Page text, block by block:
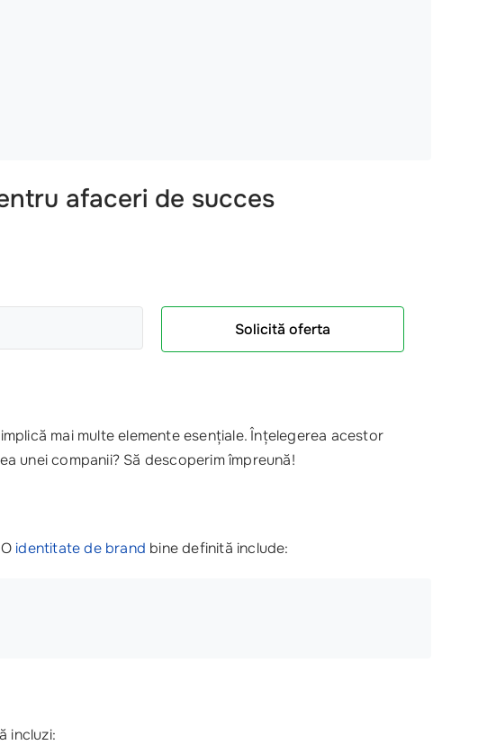
afaceri de succes
Solicită oferta
mai multe elemente esențiale. Înțelegerea acestor
unei companii? Să descoperim împreună!
identitate de brand bine definită include:
incluzi: